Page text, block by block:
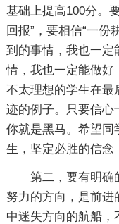
基础上提高100分。
回报”，要相信“一份
到的事情，我也一定
情，我也一定能做好
不太理想的学生在最
迹的例子。只要信心
你就是黑马。希望同
生，坚定必胜的信念
第二，要有明确
努力的方向，是前
中迷失方向的航船